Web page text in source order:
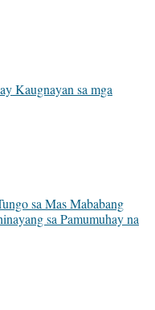
Kaugnayan sa mga
sa Mas Mababang
sa Pamumuhay na